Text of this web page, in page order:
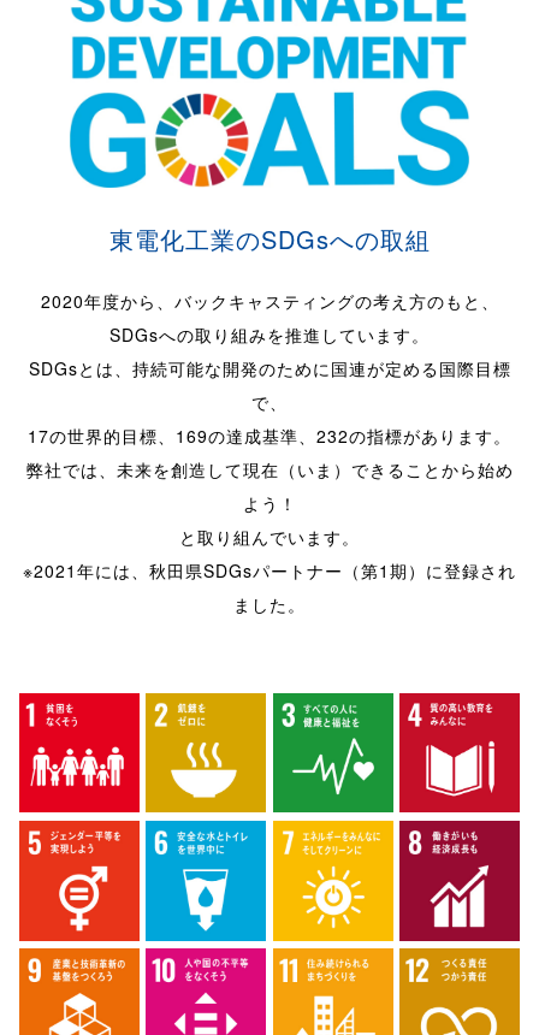
東電化工業のSDGsへの取組
2020年度から、バックキャスティングの考え方のもと、
SDGsへの取り組みを推進しています。
SDGsとは、持続可能な開発のために国連が定める国際目標
で、
17の世界的目標、169の達成基準、232の指標があります。
弊社では、未来を創造して現在（いま）できることから始め
よう！
と取り組んでいます。
※2021年には、秋田県SDGsパートナー（第1期）に登録され
ました。